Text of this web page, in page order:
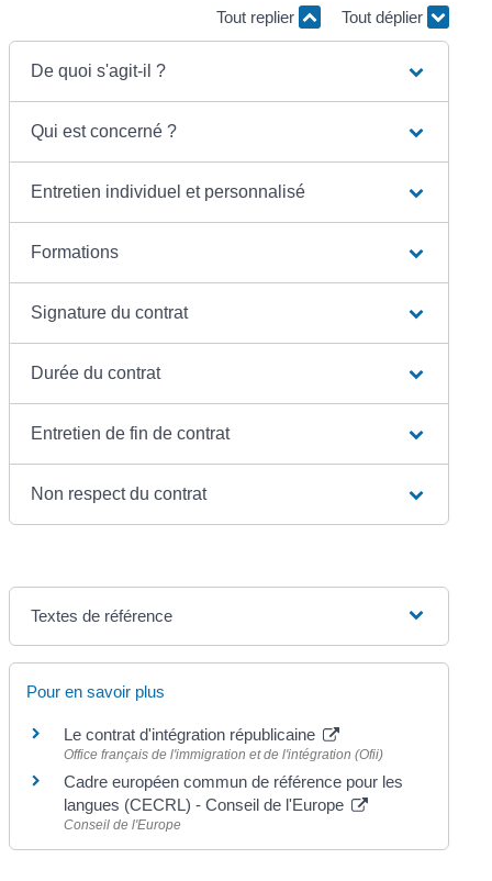
Tout replier Tout déplier
De quoi s'agit-il ?
Qui est concerné ?
Entretien individuel et personnalisé
Formations
Signature du contrat
Durée du contrat
Entretien de fin de contrat
Non respect du contrat
Textes de référence
Pour en savoir plus
Le contrat d'intégration républicaine
Office français de l'immigration et de l'intégration (Ofii)
Cadre européen commun de référence pour les
langues (CECRL) - Conseil de l'Europe
Conseil de l'Europe